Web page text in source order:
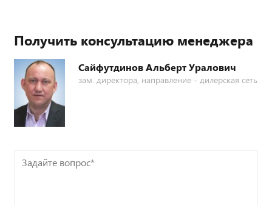
Получить консультацию менеджера
Сайфутдинов Альберт Уралович
зам. директора, направление - дилерская сеть
Задайте
вопрос*